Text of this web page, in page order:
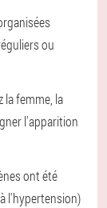
ou
la femme, la
l'apparition
ont été
l'hypertension)